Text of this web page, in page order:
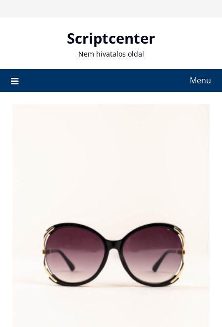
Scriptcenter
Nem hivatalos oldal
Menu